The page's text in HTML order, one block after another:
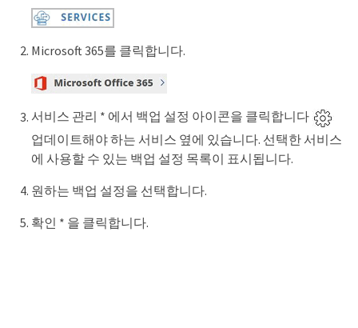
Microsoft 365를 클릭합니다.
서비스 관리 * 에서 백업 설정 아이콘을 클릭합니다
업데이트해야 하는 서비스 옆에 있습니다. 선택한 서비스
에 사용할 수 있는 백업 설정 목록이 표시됩니다.
원하는 백업 설정을 선택합니다.
확인 * 을 클릭합니다.